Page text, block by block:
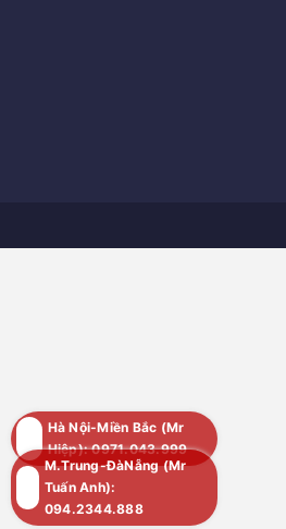
Hà Nội-Miền Bắc (Mr
Hiệp): 0971.043.999
M.Trung-ĐàNẵng (Mr
Tuấn Anh):
094.2344.888